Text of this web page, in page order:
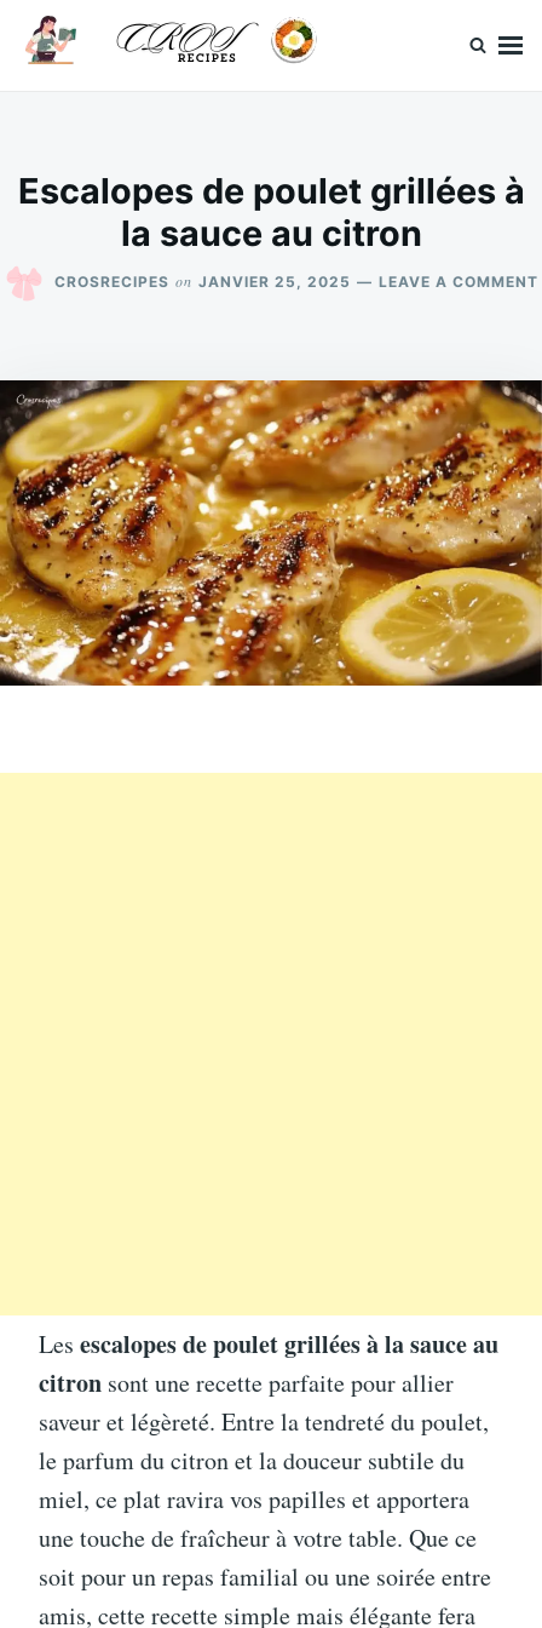
SkipSearch
for:
Escalopes de poulet grillées à
la sauce au citron
CROSRECIPES on JANVIER 25, 2025 LEAVE A COMMENT
Les escalopes de poulet grillées à la sauce au
citron sont une recette parfaite pour allier
saveur et légèreté. Entre la tendreté du poulet,
le parfum du citron et la douceur subtile du
miel, ce plat ravira vos papilles et apportera
une touche de fraîcheur à votre table. Que ce
soit pour un repas familial ou une soirée entre
amis, cette recette simple mais élégante fera